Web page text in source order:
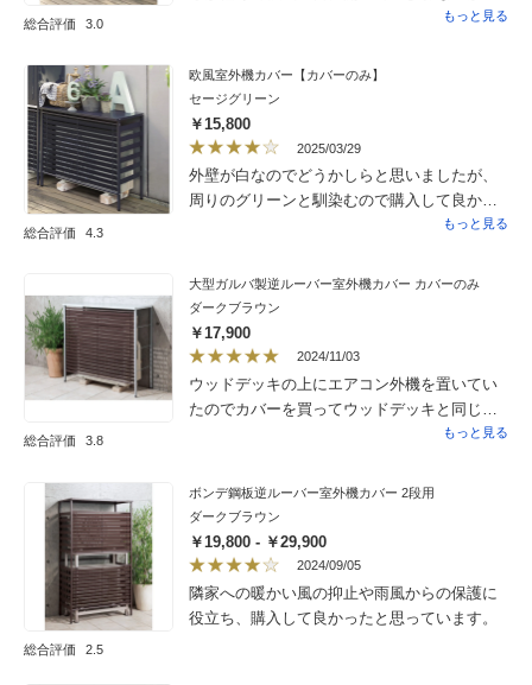
総合評価 3.0
配でしたが磁石でちゃんととまるので大丈夫
もっと見る
総合評価 4.3
欧風室外機カバー【カバーのみ】
セージグリーン
￥15,800
2025/03/29
外壁が白なのでどうかしらと思いましたが、
周りのグリーンと馴染むので購入して良かっ
もっと見る
総合評価 3.8
大型ガルバ製逆ルーバー室外機カバー カバーのみ
ダークブラウン
￥17,900
2024/11/03
ウッドデッキの上にエアコン外機を置いてい
たのでカバーを買ってウッドデッキと同じ色
もっと見る
総合評価 2.5
ボンデ鋼板逆ルーバー室外機カバー 2段用
ダークブラウン
￥19,800 - ￥29,900
2024/09/05
隣家への暖かい風の抑止や雨風からの保護に
役立ち、購入して良かったと思っています。